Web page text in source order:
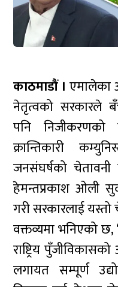
काठमाडौं । एमालेका
नेतृत्वको सरकारले
पनि निजीकरणको
क्रान्तिकारी
जनसंघर्षको चेतावनी
हेमन्तप्रकाश ओली
गरी सरकारलाई यस्तो
वक्तव्यमा भनिएको छ,
राष्ट्रिय
लगायत सम्पूर्ण